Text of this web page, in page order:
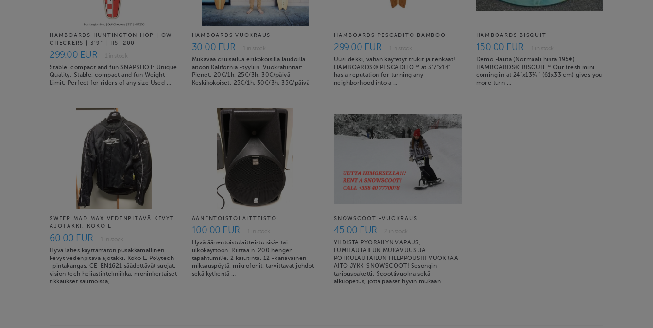
HAMBOARDS HUNTINGTON HOP | OW
CHECKERS | 3'9" | HST200
299.00 EUR 1 in stock
Stable, compact and fun SNAPSHOT: Unique
Quality: Stable, compact and fun Weight
Limit: Perfect for riders of any size Used …
HAMBOARDS VUOKRAUS
30.00 EUR 1 in stock
Mukavaa cruisailua erikokoisilla laudoilla
aitoon Kalifornia -tyyliin. Vuokrahinnat:
Pienet: 20€/1h, 25€/3h, 30€/päivä
Keskikokoiset: 25€/1h, 30€/3h, 35€/päivä
HAMBOARDS PESCADITO BAMBOO
299.00 EUR 1 in stock
Uusi dekki, vähän käytetyt trukit ja renkaat!
HAMBOARDS® PESCADITO™ at 3’7”x14”
has a reputation for turning any
neighborhood into a …
HAMBOARDS BISQUIT
150.00 EUR 1 in stock
Demo -lauta (Normaali hinta 195€)
HAMBOARDS® BISCUIT™ Our fresh mini,
coming in at 24”x13¾” (61x33 cm) gives you
more turn …
SWEEP MAD MAX VEDENPITÄVÄ KEVYT
AJOTAKKI, KOKO L
60.00 EUR 1 in stock
Hyvä lähes käyttämätön pusakkamallinen
kevyt vedenpitävä ajotakki. Koko L. Polytech
-pintakangas, CE-EN1621 säädettävät suojat,
vision tech heijastintekniikka, moninkertaiset
tikkaukset saumoissa, …
ÄÄNENTOISTOLAITTEISTO
100.00 EUR 1 in stock
Hyvä äänentoistolaitteisto sisä- tai
ulkokäyttöön. Riittää n. 200 hengen
tapahtumille. 2 kaiutinta, 12 -kanavainen
miksauspöytä, mikrofonit, tarvittavat johdot
sekä kytkentä …
SNOWSCOOT -VUOKRAUS
45.00 EUR 2 in stock
YHDISTÄ PYÖRÄILYN VAPAUS,
LUMILAUTAILUN MUKAVUUS JA
POTKULAUTAILUN HELPPOUS!!! VUOKRAA
AITO JYKK-SNOWSCOOT! Sesongin
tarjouspaketti: Scoottivuokra sekä
alkuopetus, jotta pääset hyvin mukaan …